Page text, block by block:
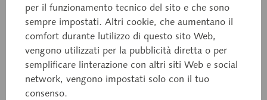
QS 8/10
Cranio Artificiale di
un Individuo Adulto
Calco a grandezza naturale,
in plastica SOMSO-Plast®.
QS 8/11
Cranio Artificiale
dimostrativo di
Individuo Adulto
Calco a grandezza naturale,
per il funzionamento tecnico del sito e che sono
sempre impostati. Altri cookie, che aumentano il
comfort durante lutilizzo di questo sito Web,
vengono utilizzati per la pubblicità diretta o per
semplificare linterazione con altri siti Web e social
network, vengono impostati solo con il tuo
consenso.